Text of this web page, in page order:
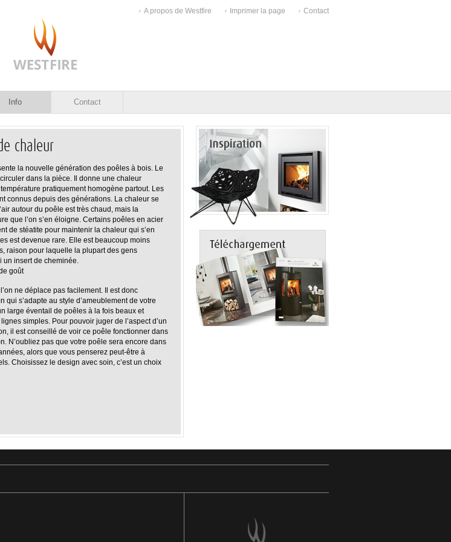
A propos de Westfire Imprimer la page Contact
Info Contact
chaleur
la nouvelle génération des poêles à bois. Le
dans la pièce. Il donne une chaleur
pratiquement homogène partout. Les
connus depuis des générations. La chaleur se
autour du poêle est très chaud, mais la
que l’on s’en éloigne. Certains poêles en acier
de stéatite pour maintenir la chaleur qui s’en
est devenue rare. Elle est beaucoup moins
raison pour laquelle la plupart des gens
un insert de cheminée.
goût
ne déplace pas facilement. Il est donc
qui s’adapte au style d’ameublement de votre
large éventail de poêles à la fois beaux et
simples. Pour pouvoir juger de l’aspect d’un
il est conseillé de voir ce poêle fonctionner dans
N’oubliez pas que votre poêle sera encore dans
alors que vous penserez peut-être à
Choisissez le design avec soin, c’est un choix